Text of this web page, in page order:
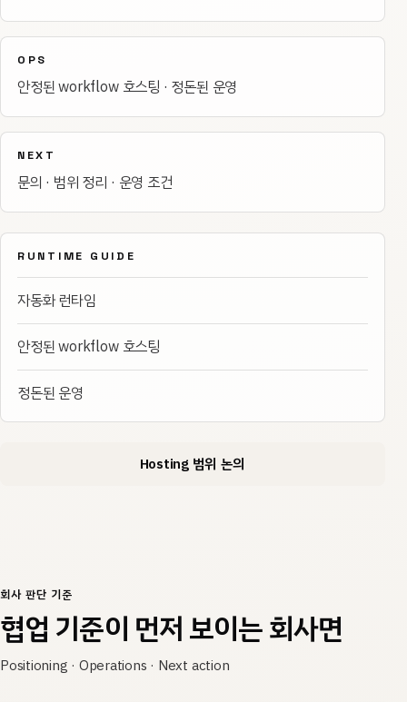
OPS
안정된 workflow 호스팅 · 정돈된 운영
NEXT
문의 · 범위 정리 · 운영 조건
RUNTIME GUIDE
자동화 런타임
안정된 workflow 호스팅
정돈된 운영
Hosting 범위 논의
회사 판단 기준
협업 기준이 먼저 보이는 회사면
Positioning · Operations · Next action